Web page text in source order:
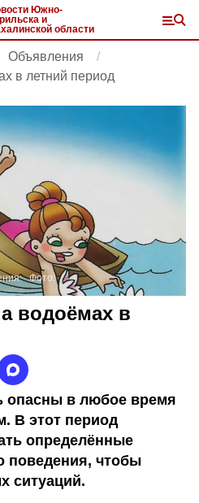
Южно-
и
области
Объявления
в летний период
Фото:
водоёмах в
опасны в любое время
В этот период
определённые
поведения, чтобы
ситуаций.